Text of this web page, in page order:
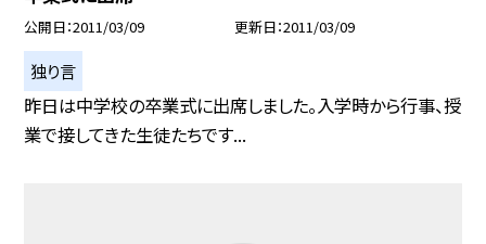
公開日 2011/03/09 更新日 2011/03/09
独り言
昨日は中学校の卒業式に出席しました。入学時から行事、授
業で接してきた生徒たちです...